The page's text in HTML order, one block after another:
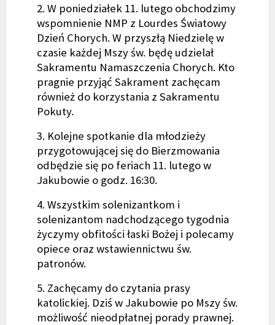
2. W poniedziałek 11. lutego obchodzimy
wspomnienie NMP z Lourdes Światowy
Dzień Chorych. W przyszłą Niedzielę w
czasie każdej Mszy św. będę udzielał
Sakramentu Namaszczenia Chorych. Kto
pragnie przyjąć Sakrament zachęcam
również do korzystania z Sakramentu
Pokuty.
3. Kolejne spotkanie dla młodzieży
przygotowującej się do Bierzmowania
odbędzie się po feriach 11. lutego w
Jakubowie o godz. 16:30.
4. Wszystkim solenizantkom i
solenizantom nadchodzącego tygodnia
życzymy obfitości łaski Bożej i polecamy
opiece oraz wstawiennictwu św.
patronów.
5. Zachęcamy do czytania prasy
katolickiej. Dziś w Jakubowie po Mszy św.
możliwość nieodpłatnej porady prawnej.